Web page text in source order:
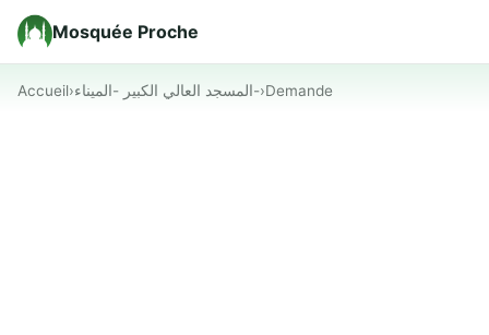
Mosquée Proche
Accueil› المسجد العالي الكبير -الميناء-›Demande